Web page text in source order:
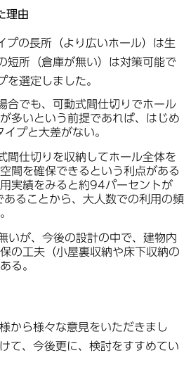
理由
プの長所（より広いホール）は生
短所（倉庫が無い）は対策可能で
を選定しました。
合でも、可動式間仕切りでホール
多いという前提であれば、はじめ
プと大差がない。
間仕切りを収納してホール全体を
間を確保できるという利点がある
実績をみると約94パーセントが
ることから、大人数での利用の頻
いが、今後の設計の中で、建物内
の工夫（小屋裏収納や床下収納の
る。
から様々な意見をいただきまし
て、今後更に、検討をすすめてい